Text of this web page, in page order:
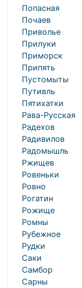
Попасная
Почаев
Приволье
Прилуки
Приморск
Припять
Пустомыты
Путивль
Пятихатки
Рава-Русская
Радехов
Радивилов
Радомышль
Ржищев
Ровеньки
Ровно
Рогатин
Рожище
Ромны
Рубежное
Рудки
Саки
Самбор
Сарны